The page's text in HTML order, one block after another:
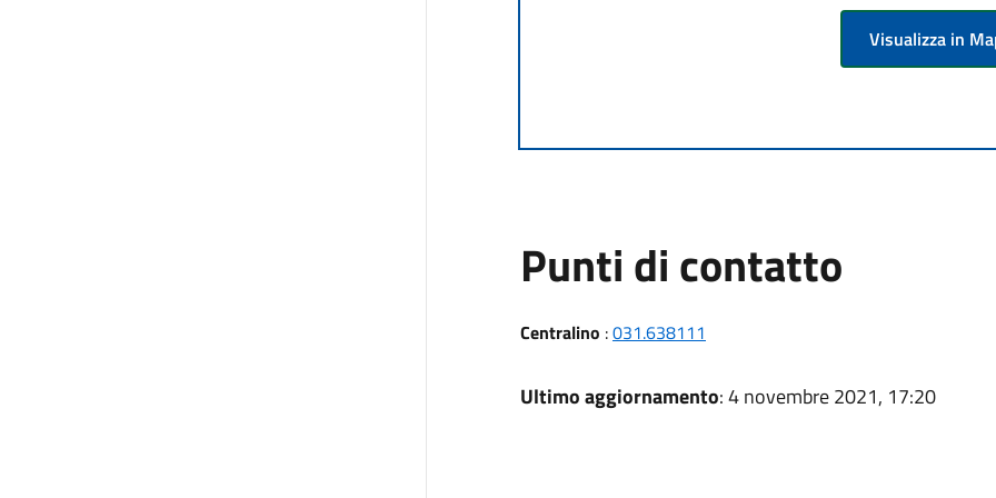
Visualizza in
Punti di contatto
Centralino :031.638111
Ultimo aggiornamento: 4 novembre 2021, 17:20